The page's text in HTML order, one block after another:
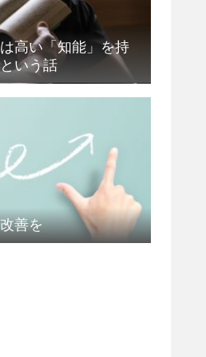
高い「知能」を持
いう話
善を